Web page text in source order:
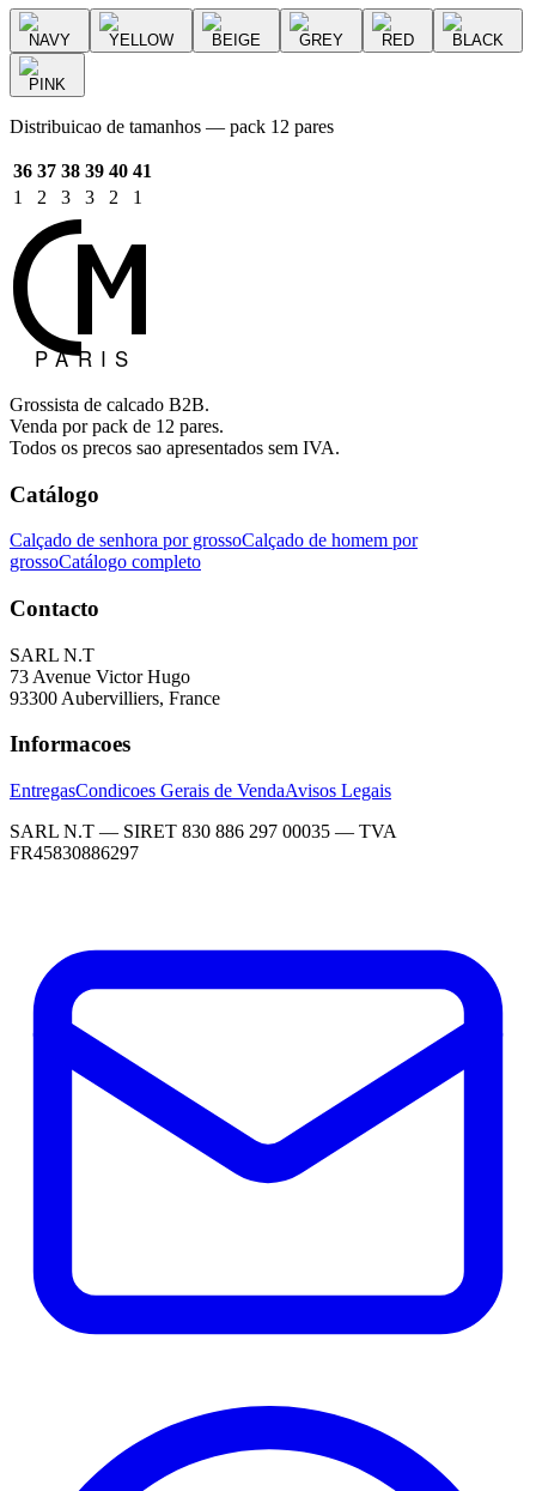
NAVY YELLOW BEIGE GREY RED BLACK
PINK
Distribuicao de tamanhos — pack 12 pares
36 37 38 39 40 41
1
2 3 3 2 1
Grossista de calcado B2B.
Venda por pack de 12 pares.
Todos os precos sao apresentados sem IVA.
Catálogo
Calçado de senhora por grossoCalçado de homem por
grossoCatálogo completo
Contacto
SARL N.T
73 Avenue Victor Hugo
93300 Aubervilliers, France
Informacoes
EntregasCondicoes Gerais de VendaAvisos Legais
SARL N.T — SIRET 830 886 297 00035 — TVA
FR45830886297